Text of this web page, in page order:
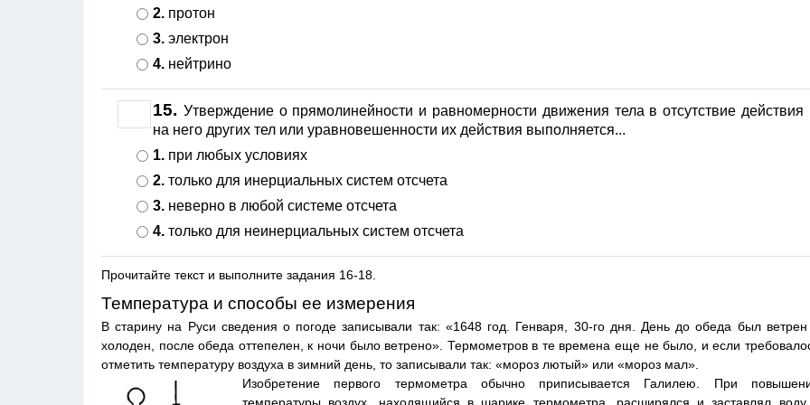
2. протон
3. электрон
4. нейтрино
15. Утверждение о прямолинейности и равномерности движения тела в отсутствие действия
на него других тел или уравновешенности их действия выполняется...
1. при любых условиях
2. только для инерциальных систем отсчета
3. неверно в любой системе отсчета
4. только для неинерциальных систем отсчета
Прочитайте текст и выполните задания 16-18.
Температура и способы ее измерения
В старину на Руси сведения о погоде записывали так: «1648 год. Генваря, 30-го дня. День до обеда был
холоден, после обеда оттепелен, к ночи было ветрено». Термометров в те времена еще не было, и если
отметить температуру воздуха в зимний день, то записывали так: «мороз лютый» или «мороз мал».
Изобретение первого термометра обычно приписывается Галилею. При